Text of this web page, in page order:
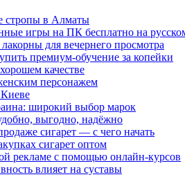
стропы в Алматы
игры на ПК бесплатно на
для вечернего просмотра
премиум-обучение за копейки
качестве
персонажем
широкий выбор марок
выгодно, надёжно
сигарет — с чего начать
сигарет оптом
рекламе с помощью онлайн-курсов
влияет на суставы